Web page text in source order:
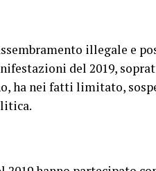
illegale e
del 2019,
ha nei fatti limitato,